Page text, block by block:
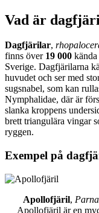
Vad är
Dagfjärilar,
finns över 19 000
Sverige. Dagfjärilarna
huvudet och ser med
sugsnabel, som kan
Nymphalidae, där är
slanka kroppens
brett triangulära vingar
ryggen.
Exempel på
Apollofjäril,
Apollofjäril är en